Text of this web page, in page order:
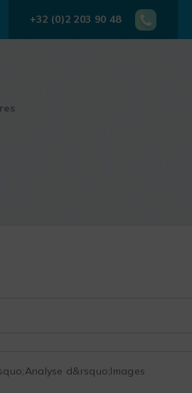
+32 (0)2 203 90 48